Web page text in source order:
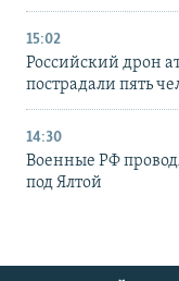
15:02
Российский дрон
пострадали пять
14:30
Военные РФ
под Ялтой